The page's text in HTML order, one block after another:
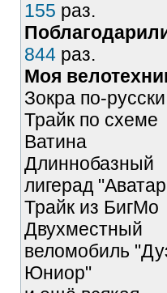
155 раз.
844 раз.
Моя
Зокра по-русски
Трайк по схеме
Ватина
Длиннобазный
лигерад
Трайк из БигМо
Двухместный
веломобиль
Юниор"